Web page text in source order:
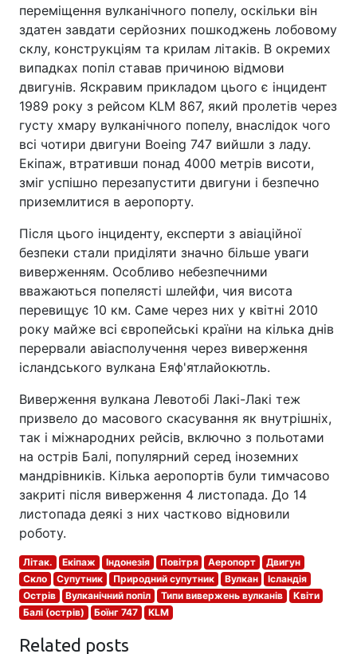
переміщення вулканічного попелу, оскільки він
здатен завдати серйозних пошкоджень лобовому
склу, конструкціям та крилам літаків. В окремих
випадках попіл ставав причиною відмови
двигунів. Яскравим прикладом цього є інцидент
1989 року з рейсом KLM 867, який пролетів через
густу хмару вулканічного попелу, внаслідок чого
всі чотири двигуни Boeing 747 вийшли з ладу.
Екіпаж, втративши понад 4000 метрів висоти,
зміг успішно перезапустити двигуни і безпечно
приземлитися в аеропорту.
Після цього інциденту, експерти з авіаційної
безпеки стали приділяти значно більше уваги
виверженням. Особливо небезпечними
вважаються попелясті шлейфи, чия висота
перевищує 10 км. Саме через них у квітні 2010
року майже всі європейські країни на кілька днів
перервали авіасполучення через виверження
ісландського вулкана Еяф'ятлайокютль.
Виверження вулкана Левотобі Лакі-Лакі теж
призвело до масового скасування як внутрішніх,
так і міжнародних рейсів, включно з польотами
на острів Балі, популярний серед іноземних
мандрівників. Кілька аеропортів були тимчасово
закриті після виверження 4 листопада. До 14
листопада деякі з них частково відновили
роботу.
Літак. Екіпаж Індонезія Повітря Аеропорт
Двигун
Скло
Супутник Природний супутник Вулкан
Ісландія
Острів
Вулканічний попіл Типи вивержень вулканів
Квіти
Балі (острів)
Боїнг 747 KLM
Related posts